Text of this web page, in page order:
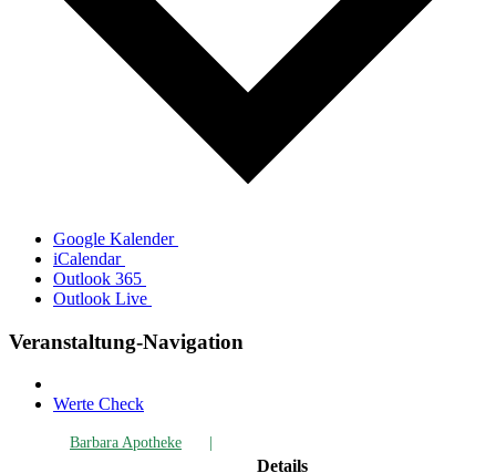
Goog­le Kalender
iCalendar
Out­look 365
Out­look Live
Ver­an­stal­tung-Navi­ga­ti­on
Wer­te Check
Details
Bar­ba­ra Apotheke